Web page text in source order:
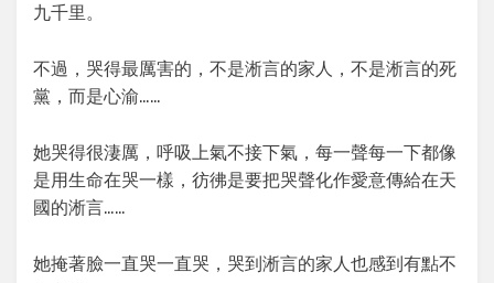
九千里。
不過，哭得最厲害的，不是淅言的家人，不是淅言的死
黨，而是心渝……
她哭得很淒厲，呼吸上氣不接下氣，每一聲每一下都像
是用生命在哭一樣，彷彿是要把哭聲化作愛意傳給在天
國的淅言……
她掩著臉一直哭一直哭，哭到淅言的家人也感到有點不